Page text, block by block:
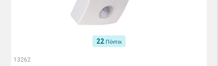
22 Πόντοι
13262